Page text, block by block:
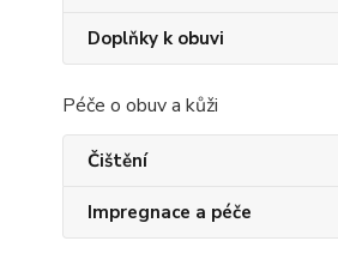
Doplňky k obuvi
Péče o obuv a kůži
Čištění
Impregnace a péče